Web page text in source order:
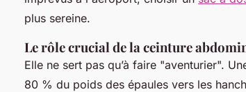
plus sereine.
Le rôle crucial de la ceinture
Elle ne sert pas qu’à faire "aventurier".
80 % du poids des épaules vers les